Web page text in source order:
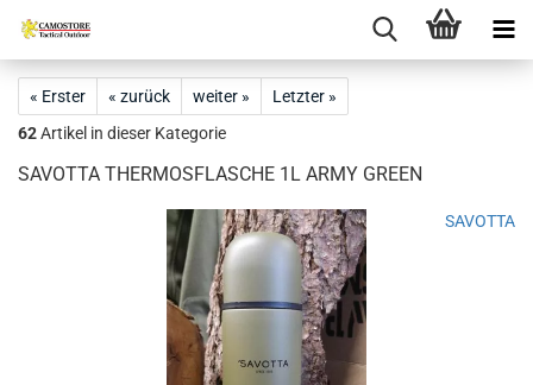
« Erster « zurück weiter »
Letzter »
62Artikel in dieser Kategorie
SAVOTTA THERMOSFLASCHE 1L ARMY GREEN
SAVOTTA